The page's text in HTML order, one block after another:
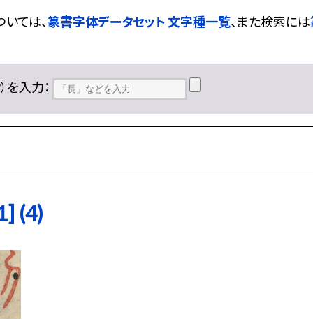
ては、篆書字体データセット 文字種一覧、また検索には
を入力：
(4)